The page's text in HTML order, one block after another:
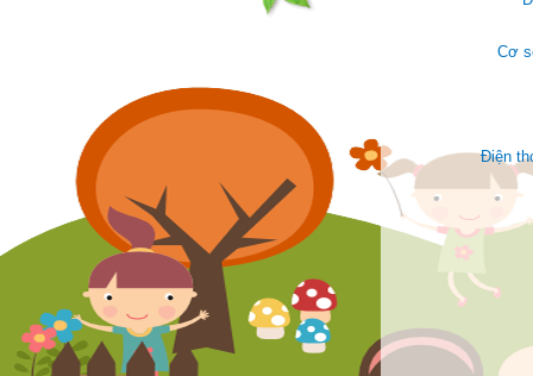
Cơ
Điện